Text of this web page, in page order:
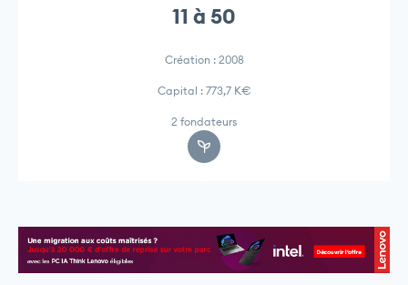
11 à 50
Création : 2008
Capital : 773,7 K€
2 fondateurs